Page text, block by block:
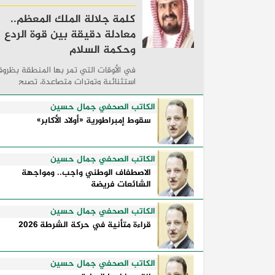
كلمة جلالة الملك المعظم..
معادلة دقيقة بين قوة الردع
وحكمة السلام
في الأوقات التي تمر بها المنطقة
استثنائية وتوترات متصاعدة، تصبح
الكلمات السياسية أكثر من مجرد مواقف
معلنة؛ فهي تكشف طريقة تفكير الدول،
وكيفية إدارتها للأزمات، والحدود التي
تفصل بين القوة ...
الكاتب الصحفي جمال حسين
سقوط إمبراطورية «أولاد الأكابر»
الكاتب الصحفي جمال حسين
الاصطفاف الوطني واجب.. ومواجهة
الشائعات فريضة
الكاتب الصحفي جمال حسين
قراءة متأنية في حركة الشرطة 2026
الكاتب الصحفي جمال حسين